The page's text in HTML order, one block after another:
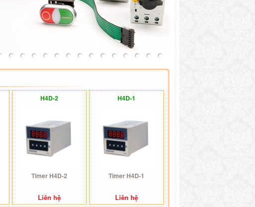
H4D-2
Timer H4D-2
Liên hệ
H4D-1
Timer H4D-1
Liên hệ